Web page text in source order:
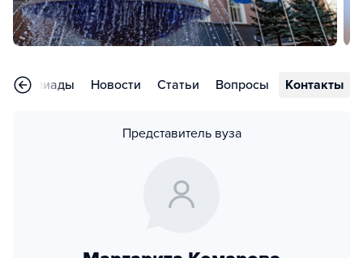
Олимпиады Новости Статьи Вопросы Контакты
Представитель вуза